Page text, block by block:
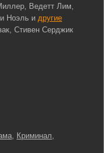
Ведетт Лим,
Ноэль и другие
, Стивен Серджик
, Криминал,